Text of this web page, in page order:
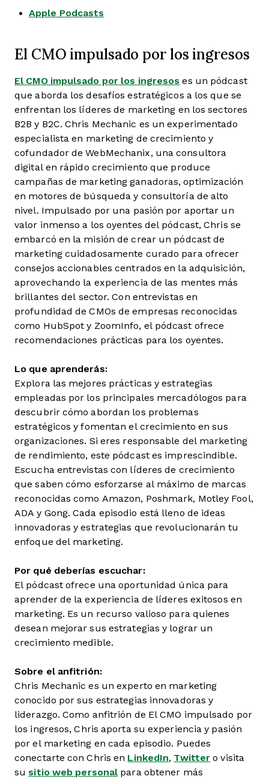
Apple Podcasts
El CMO impulsado por los ingresos
El CMO impulsado por los ingresos es un pódcast
que aborda los desafíos estratégicos a los que se
enfrentan los líderes de marketing en los sectores
B2B y B2C. Chris Mechanic es un experimentado
especialista en marketing de crecimiento y
cofundador de WebMechanix, una consultora
digital en rápido crecimiento que produce
campañas de marketing ganadoras, optimización
en motores de búsqueda y consultoría de alto
nivel. Impulsado por una pasión por aportar un
valor inmenso a los oyentes del pódcast, Chris se
embarcó en la misión de crear un pódcast de
marketing cuidadosamente curado para ofrecer
consejos accionables centrados en la adquisición,
aprovechando la experiencia de las mentes más
brillantes del sector. Con entrevistas en
profundidad de CMOs de empresas reconocidas
como HubSpot y ZoomInfo, el pódcast ofrece
recomendaciones prácticas para los oyentes.
Lo que aprenderás:
Explora las mejores prácticas y estrategias
empleadas por los principales mercadólogos para
descubrir cómo abordan los problemas
estratégicos y fomentan el crecimiento en sus
organizaciones. Si eres responsable del marketing
de rendimiento, este pódcast es imprescindible.
Escucha entrevistas con líderes de crecimiento
que saben cómo esforzarse al máximo de marcas
reconocidas como Amazon, Poshmark, Motley Fool,
ADA y Gong. Cada episodio está lleno de ideas
innovadoras y estrategias que revolucionarán tu
enfoque del marketing.
Por qué deberías escuchar:
El pódcast ofrece una oportunidad única para
aprender de la experiencia de líderes exitosos en
marketing. Es un recurso valioso para quienes
desean mejorar sus estrategias y lograr un
crecimiento medible.
Sobre el anfitrión:
Chris Mechanic es un experto en marketing
conocido por sus estrategias innovadoras y
liderazgo. Como anfitrión de El CMO impulsado por
los ingresos, Chris aporta su experiencia y pasión
por el marketing en cada episodio. Puedes
conectarte con Chris en LinkedIn, Twitter o visita
susitio web personal para obtener más